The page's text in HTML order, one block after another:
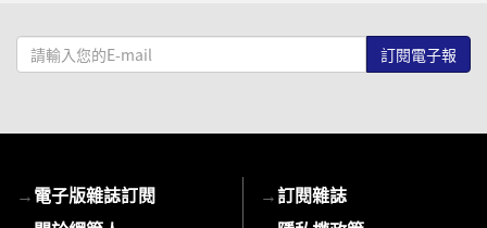
請
輸
mail
→電子版雜誌訂閱
→訂閱雜誌